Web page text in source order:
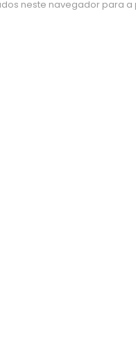
neste navegador para a